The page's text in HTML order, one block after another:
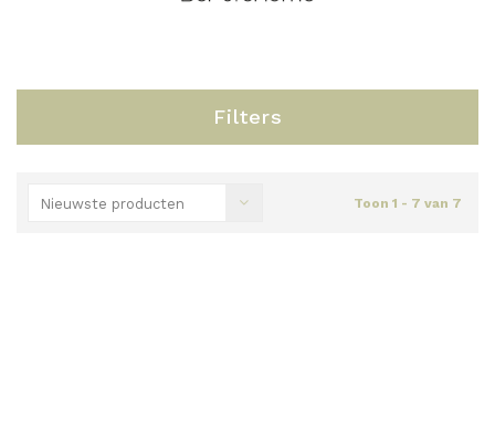
Filters
Nieuwste producten Toon 1 - 7 van 7